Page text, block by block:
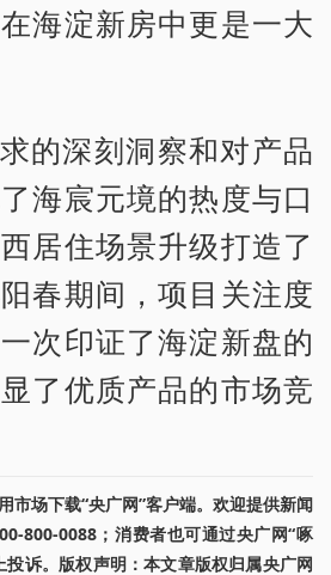
海淀新房中更是一大
的深刻洞察和对产品
海宸元境的热度与口
居住场景升级打造了
春期间，项目关注度
次印证了海淀新盘的
了优质产品的市场竞
市场下载“央广网”客户端。欢迎提供新闻
800-0088；消费者也可通过央广网“啄
投诉。版权声明：本文章版权归属央广网